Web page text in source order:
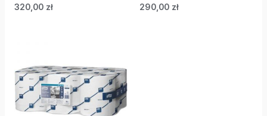
320,00 zł 290,00 zł